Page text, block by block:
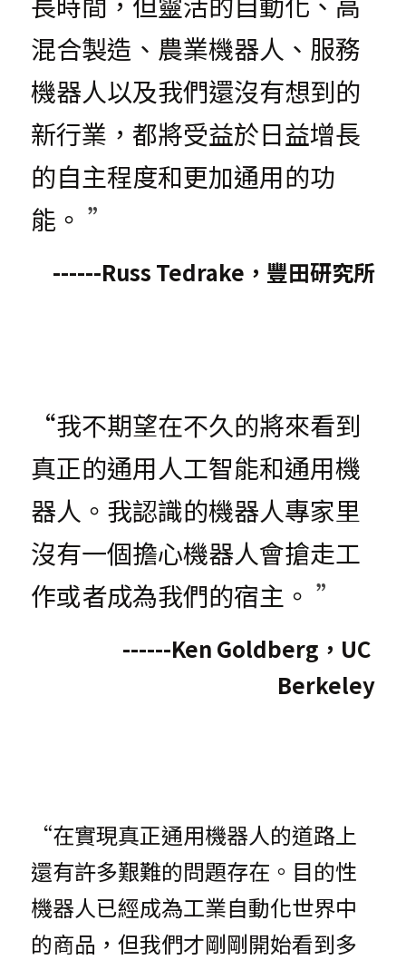
混合製造、農業機器人、服務
機器人以及我們還沒有想到的
新行業，都將受益於日益增長
的自主程度和更加通用的功
能。 ”
------Russ Tedrake，豐田研究所
“我不期望在不久的將來看到
真正的通用人工智能和通用機
器人。我認識的機器人專家里
沒有一個擔心機器人會搶走工
作或者成為我們的宿主。 ”
------Ken Goldberg，UC
Berkeley
“在實現真正通用機器人的道路上
還有許多艱難的問題存在。目的性
機器人已經成為工業自動化世界中
的商品，但我們才剛剛開始看到多